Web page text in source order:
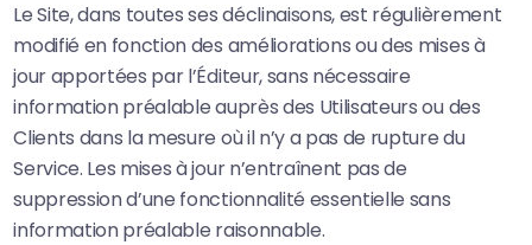
Le Site, dans toutes ses déclinaisons, est régulièrement
modifié en fonction des améliorations ou des mises à
jour apportées par l’Éditeur, sans nécessaire
information préalable auprès des Utilisateurs ou des
Clients dans la mesure où il n’y a pas de rupture du
Service. Les mises à jour n’entraînent pas de
suppression d’une fonctionnalité essentielle sans
information préalable raisonnable.